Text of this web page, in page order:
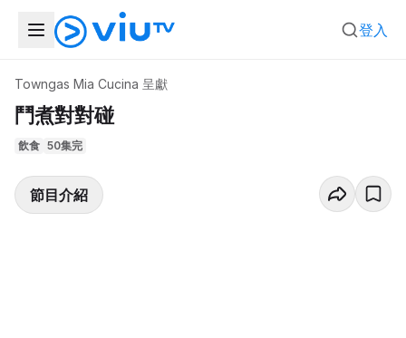
登入
Towngas Mia Cucina 呈獻
鬥煮對對碰
飲食 50集完
節目介紹